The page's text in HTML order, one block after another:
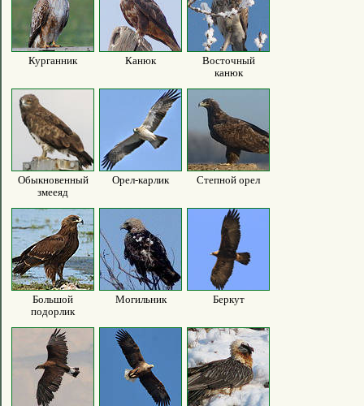
Курганник Канюк
Восточный
канюк
Обыкновенный
змееяд
Орел-карлик Степной орел
Большой
подорлик
Могильник Беркут